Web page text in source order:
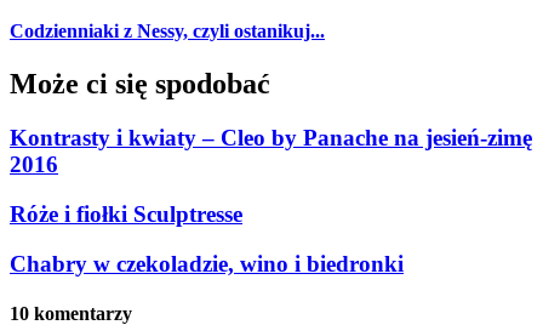
Codzienniaki z Nessy, czyli ostanikuj...
Może ci się spodobać
Kontrasty i kwiaty – Cleo by Panache na jesień-zimę
2016
Róże i fiołki Sculptresse
Chabry w czekoladzie, wino i biedronki
10 komentarzy